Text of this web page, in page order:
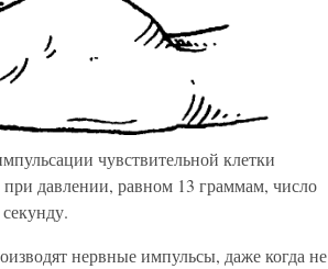
чувствительной клетки
давлении, равном 13 граммам, число
нервные импульсы, даже когда не